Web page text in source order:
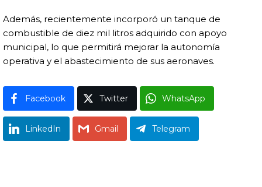
Además, recientemente incorporó un tanque de
combustible de diez mil litros adquirido con apoyo
municipal, lo que permitirá mejorar la autonomía
operativa y el abastecimiento de sus aeronaves.
Facebook Twitter WhatsApp
LinkedIn Gmail Telegram